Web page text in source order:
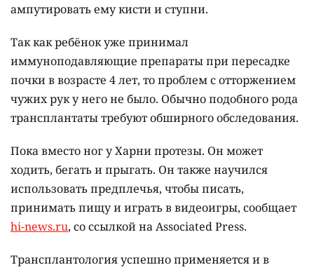
ампутировать ему кисти и ступни.
Так как ребёнок уже принимал
иммуноподавляющие препараты при пересадке
почки в возрасте 4 лет, то проблем с отторжением
чужих рук у него не было. Обычно подобного рода
трансплантаты требуют обширного обследования.
Пока вместо ног у Харни протезы. Он может
ходить, бегать и прыгать. Он также научился
использовать предплечья, чтобы писать,
принимать пищу и играть в видеоигры, сообщает
hi-news.ru, со ссылкой на Associated Press.
Трансплантология успешно применяется и в